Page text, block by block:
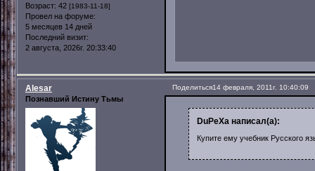
Возраст: 42 [1983-11-18]
Провел на форуме:
5 месяцев 14 дней
Последний визит:
2 августа, 2026г. 20:33:40
Поделиться14 февраля, 2011г. 10:40:09
Alesar
Познавший Истину Тьмы
DuPeXa написал(а):
Купите ему учебник Русского